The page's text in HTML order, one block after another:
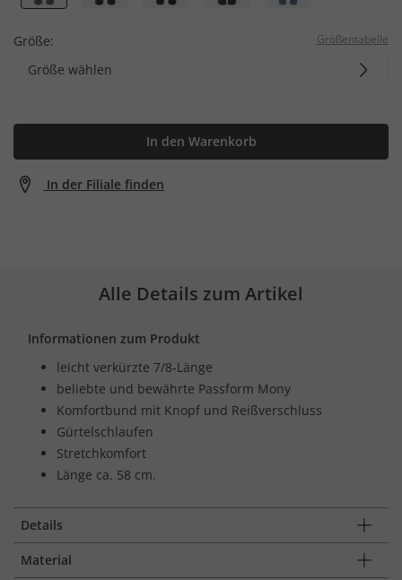
Größe: Größentabelle
Größe wählen
In den Warenkorb
In der Filiale finden
Alle Details zum Artikel
Informationen zum Produkt
leicht verkürzte 7/8-Länge
beliebte und bewährte Passform Mony
Komfortbund mit Knopf und Reißverschluss
Gürtelschlaufen
Stretchkomfort
Länge ca. 58 cm.
Details
Material